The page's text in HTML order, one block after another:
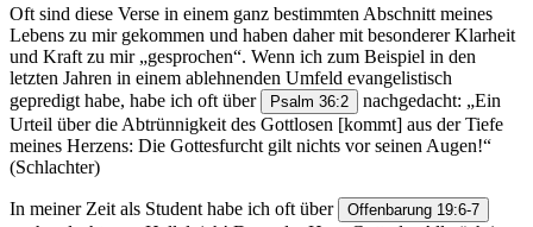
Oft sind diese Verse in einem ganz bestimmten Abschnitt meines
Lebens zu mir gekommen und haben daher mit besonderer Klarheit
und Kraft zu mir „gesprochen“. Wenn ich zum Beispiel in den
letzten Jahren in einem ablehnenden Umfeld evangelistisch
gepredigt habe, habe ich oft über
Psalm 36:2
nachgedacht: „Ein
Urteil über die Abtrünnigkeit des Gottlosen [kommt] aus der Tiefe
meines Herzens: Die Gottesfurcht gilt nichts vor seinen Augen!“
(Schlachter)
In meiner Zeit als Student habe ich oft über Offenbarung 19:6-7